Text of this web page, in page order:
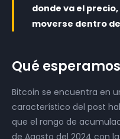
donde va el
moverse dentro
Qué
Bitcoin se encuentra en
característico del post
que el rango de